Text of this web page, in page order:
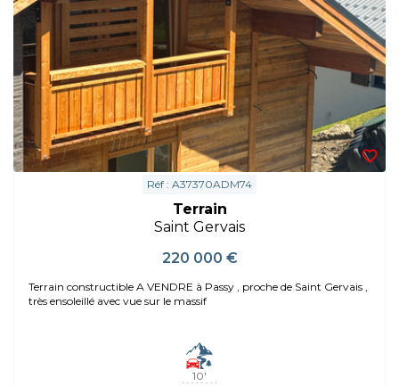
Réf : A37370ADM74
Terrain
Saint Gervais
220 000 €
Terrain constructible A VENDRE à Passy , proche de Saint Gervais ,
très ensoleillé avec vue sur le massif
10'